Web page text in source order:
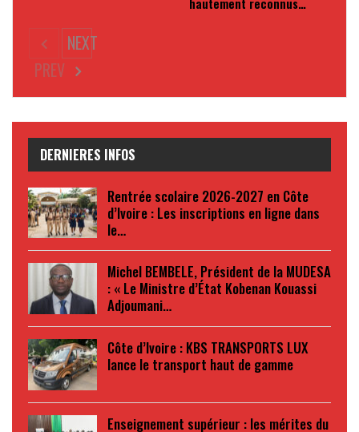
PREV
NEXT
DERNIERES INFOS
Rentrée scolaire 2026-2027 en Côte
d’Ivoire : Les inscriptions en ligne dans
le…
Michel BEMBELE, Président de la MUDESA
: « Le Ministre d’État Kobenan Kouassi
Adjoumani…
Côte d’Ivoire : KBS TRANSPORTS LUX
lance le transport haut de gamme
Enseignement supérieur : les mérites du